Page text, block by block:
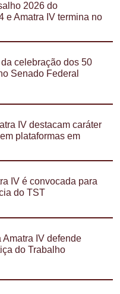
2026 do
e Amatra IV termina no
celebração dos 50
Senado Federal
IV destacam caráter
plataformas em
IV é convocada para
do TST
Amatra IV defende
do Trabalho